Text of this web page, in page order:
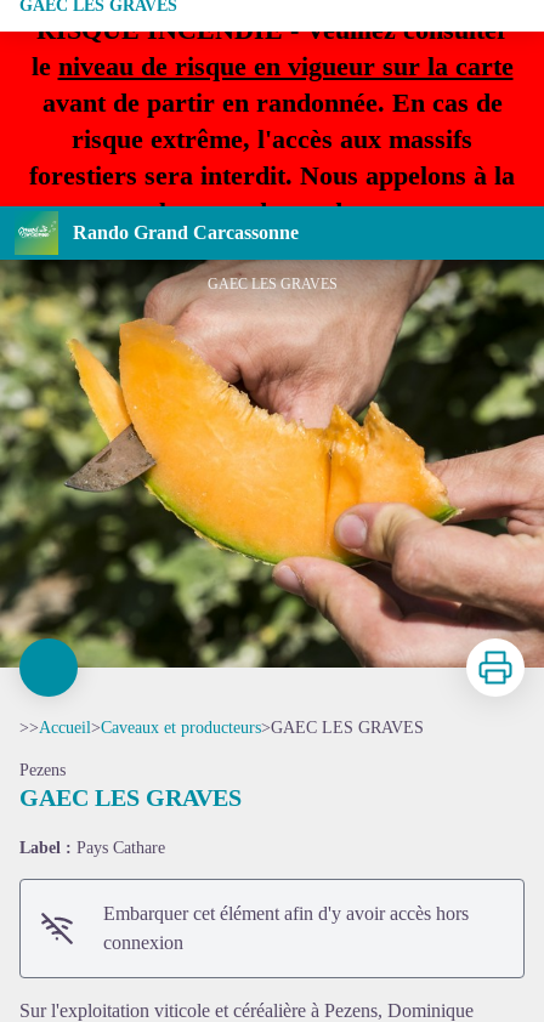
RISQUE INCENDIE - Veuillez consulter
le niveau de risque en vigueur sur la carte
avant de partir en randonnée. En cas de
risque extrême, l'accès aux massifs
forestiers sera interdit. Nous appelons à la
plus grande prudence.
Rando Grand Carcassonne
GAEC LES GRAVES
GAEC LES GRAVES
Voir l'image en plein écran
Imprimer
>>Accueil>Caveaux et producteurs>GAEC LES GRAVES
Pezens
GAEC LES GRAVES
Label : Pays Cathare
Embarquer cet élément afin d'y avoir accès hors
connexion
Sur l'exploitation viticole et céréalière à Pezens, Dominique